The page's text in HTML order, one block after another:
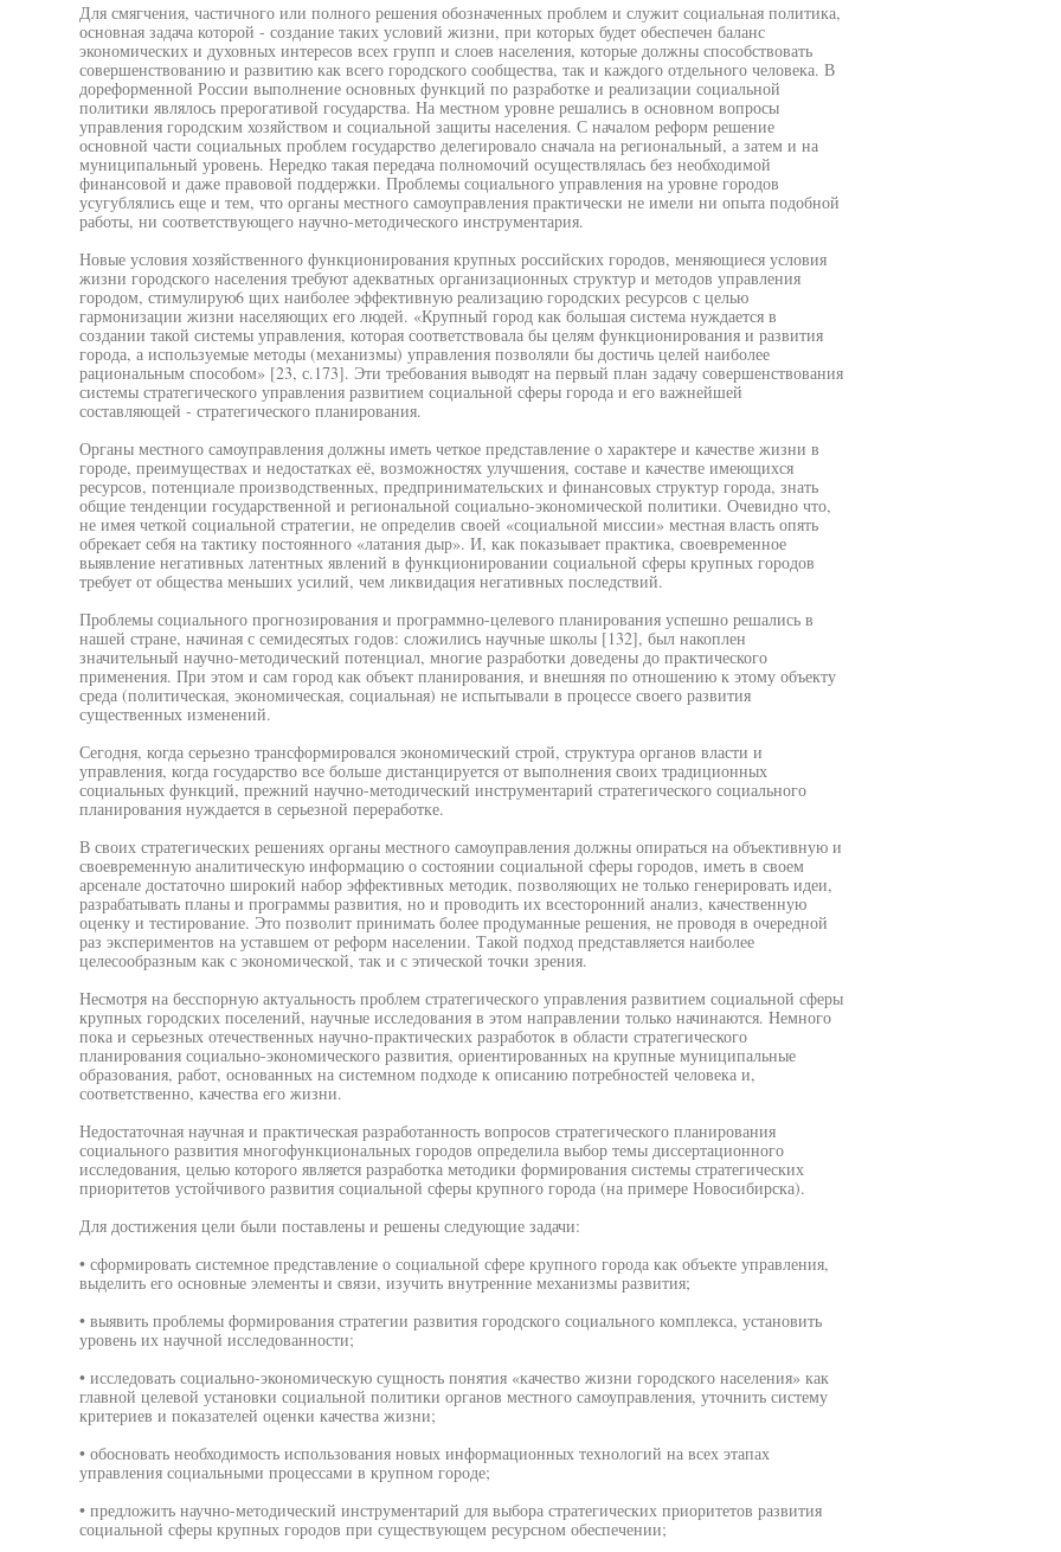
Для смягчения, частичного или полного решения обозначенных проблем и служит социальная политика,
основная задача которой - создание таких условий жизни, при которых будет обеспечен баланс
экономических и духовных интересов всех групп и слоев населения, которые должны способствовать
совершенствованию и развитию как всего городского сообщества, так и каждого отдельного человека. В
дореформенной России выполнение основных функций по разработке и реализации социальной
политики являлось прерогативой государства. На местном уровне решались в основном вопросы
управления городским хозяйством и социальной защиты населения. С началом реформ решение
основной части социальных проблем государство делегировало сначала на региональный, а затем и на
муниципальный уровень. Нередко такая передача полномочий осуществлялась без необходимой
финансовой и даже правовой поддержки. Проблемы социального управления на уровне городов
усугублялись еще и тем, что органы местного самоуправления практически не имели ни опыта подобной
работы, ни соответствующего научно-методического инструментария.
Новые условия хозяйственного функционирования крупных российских городов, меняющиеся условия
жизни городского населения требуют адекватных организационных структур и методов управления
городом, стимулирую6 щих наиболее эффективную реализацию городских ресурсов с целью
гармонизации жизни населяющих его людей. «Крупный город как большая система нуждается в
создании такой системы управления, которая соответствовала бы целям функционирования и развития
города, а используемые методы (механизмы) управления позволяли бы достичь целей наиболее
рациональным способом» [23, с.173]. Эти требования выводят на первый план задачу совершенствования
системы стратегического управления развитием социальной сферы города и его важнейшей
составляющей - стратегического планирования.
Органы местного самоуправления должны иметь четкое представление о характере и качестве жизни в
городе, преимуществах и недостатках её, возможностях улучшения, составе и качестве имеющихся
ресурсов, потенциале производственных, предпринимательских и финансовых структур города, знать
общие тенденции государственной и региональной социально-экономической политики. Очевидно что,
не имея четкой социальной стратегии, не определив своей «социальной миссии» местная власть опять
обрекает себя на тактику постоянного «латания дыр». И, как показывает практика, своевременное
выявление негативных латентных явлений в функционировании социальной сферы крупных городов
требует от общества меньших усилий, чем ликвидация негативных последствий.
Проблемы социального прогнозирования и программно-целевого планирования успешно решались в
нашей стране, начиная с семидесятых годов: сложились научные школы [132], был накоплен
значительный научно-методический потенциал, многие разработки доведены до практического
применения. При этом и сам город как объект планирования, и внешняя по отношению к этому объекту
среда (политическая, экономическая, социальная) не испытывали в процессе своего развития
существенных изменений.
Сегодня, когда серьезно трансформировался экономический строй, структура органов власти и
управления, когда государство все больше дистанцируется от выполнения своих традиционных
социальных функций, прежний научно-методический инструментарий стратегического социального
планирования нуждается в серьезной переработке.
В своих стратегических решениях органы местного самоуправления должны опираться на объективную и
своевременную аналитическую информацию о состоянии социальной сферы городов, иметь в своем
арсенале достаточно широкий набор эффективных методик, позволяющих не только генерировать идеи,
разрабатывать планы и программы развития, но и проводить их всесторонний анализ, качественную
оценку и тестирование. Это позволит принимать более продуманные решения, не проводя в очередной
раз экспериментов на уставшем от реформ населении. Такой подход представляется наиболее
целесообразным как с экономической, так и с этической точки зрения.
Несмотря на бесспорную актуальность проблем стратегического управления развитием социальной сферы
крупных городских поселений, научные исследования в этом направлении только начинаются. Немного
пока и серьезных отечественных научно-практических разработок в области стратегического
планирования социально-экономического развития, ориентированных на крупные муниципальные
образования, работ, основанных на системном подходе к описанию потребностей человека и,
соответственно, качества его жизни.
Недостаточная научная и практическая разработанность вопросов стратегического планирования
социального развития многофункциональных городов определила выбор темы диссертационного
исследования, целью которого является разработка методики формирования системы стратегических
приоритетов устойчивого развития социальной сферы крупного города (на примере Новосибирска).
Для достижения цели были поставлены и решены следующие задачи:
• сформировать системное представление о социальной сфере крупного города как объекте управления,
выделить его основные элементы и связи, изучить внутренние механизмы развития;
• выявить проблемы формирования стратегии развития городского социального комплекса, установить
уровень их научной исследованности;
• исследовать социально-экономическую сущность понятия «качество жизни городского населения» как
главной целевой установки социальной политики органов местного самоуправления, уточнить систему
критериев и показателей оценки качества жизни;
• обосновать необходимость использования новых информационных технологий на всех этапах
управления социальными процессами в крупном городе;
• предложить научно-методический инструментарий для выбора стратегических приоритетов развития
социальной сферы крупных городов при существующем ресурсном обеспечении;